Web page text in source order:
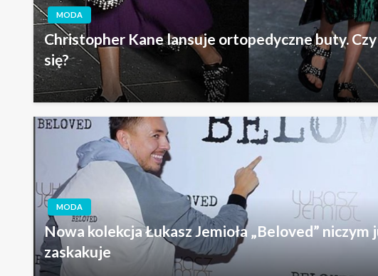
MODA
Christopher Kane lansuje ortopedyczne buty.
się?
MODA
Nowa kolekcja Łukasz Jemioła „Beloved” niczym
zaskakuje